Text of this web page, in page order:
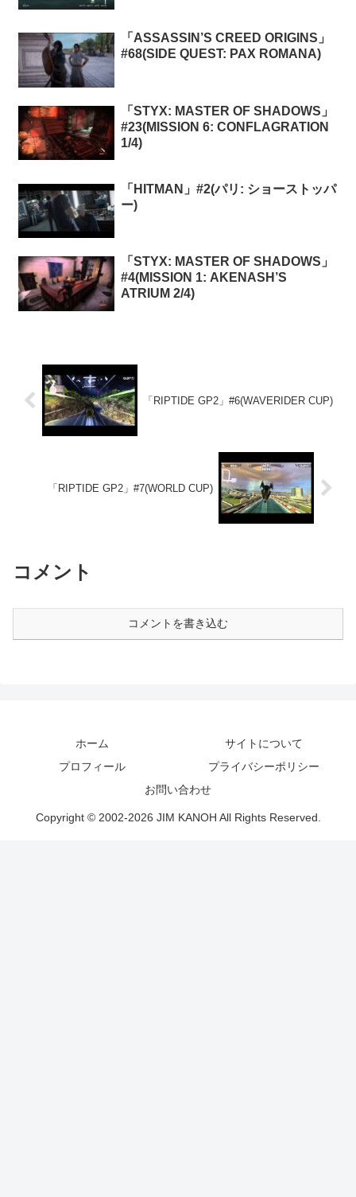
「ASSASSIN’S CREED ORIGINS」
#68(SIDE QUEST: PAX ROMANA)
「STYX: MASTER OF SHADOWS」
#23(MISSION 6: CONFLAGRATION
1/4)
「HITMAN」#2(パリ: ショーストッパ
ー)
「STYX: MASTER OF SHADOWS」
#4(MISSION 1: AKENASH’S
ATRIUM 2/4)
「RIPTIDE GP2」#6(WAVERIDER CUP)
「RIPTIDE GP2」#7(WORLD CUP)
コメント
コメントを書き込む
ホーム
サイトについて
プロフィール
プライバシーポリシー
お問い合わせ
Copyright © 2002-2026 JIM KANOH All Rights Reserved.